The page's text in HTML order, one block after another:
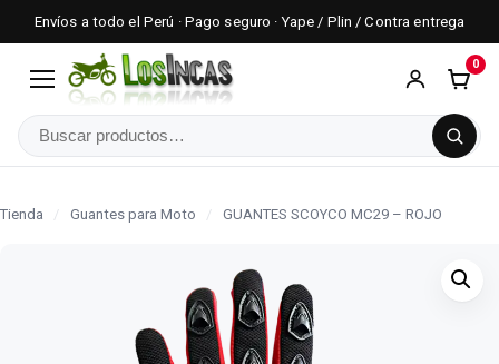
Envíos a todo el Perú · Pago seguro · Yape / Plin / Contra entrega
Menú
Buscar
0
Tienda / Guantes para Moto / GUANTES SCOYCO MC29 – ROJO